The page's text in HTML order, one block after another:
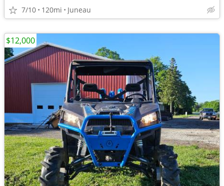
7/10 120mi Juneau
$12,000